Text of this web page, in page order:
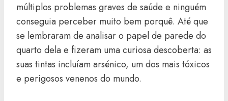
múltiplos problemas graves de saúde e ninguém
conseguia perceber muito bem porquê. Até que
se lembraram de analisar o papel de parede do
quarto dela e fizeram uma curiosa descoberta: as
suas tintas incluíam arsénico, um dos mais tóxicos
e perigosos venenos do mundo.